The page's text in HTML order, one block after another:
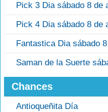
Pick 3 Dia sábado 8 de
Pick 4 Dia sábado 8 de
Fantastica Dia sábado
Saman de la Suerte
Chances
Antioqueñita Día